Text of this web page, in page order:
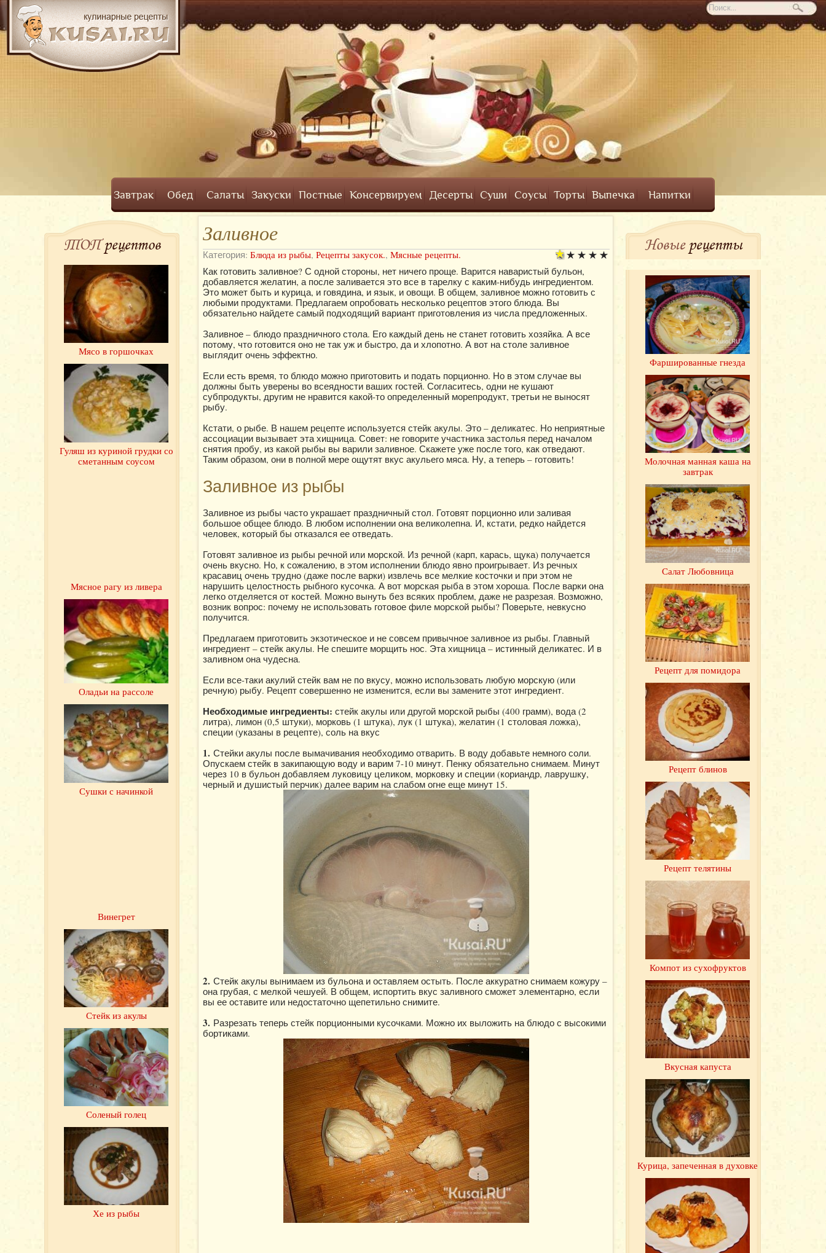
Завтрак Обед Салаты Закуски Постные Консервируем Десерты Суши Соусы Торты Выпечка Напитки
Заливное
Категория: Блюда из рыбы, Рецепты закусок., Мясные рецепты.
Как готовить заливное? С одной стороны, нет ничего проще. Варится наваристый бульон,
добавляется желатин, а после заливается это все в тарелку с каким-нибудь ингредиентом.
Это может быть и курица, и говядина, и язык, и овощи. В общем, заливное можно готовить с
любыми продуктами. Предлагаем опробовать несколько рецептов этого блюда. Вы
обязательно найдете самый подходящий вариант приготовления из числа предложенных.
Заливное – блюдо праздничного стола. Его каждый день не станет готовить хозяйка. А все
потому, что готовится оно не так уж и быстро, да и хлопотно. А вот на столе заливное
выглядит очень эффектно.
Если есть время, то блюдо можно приготовить и подать порционно. Но в этом случае вы
должны быть уверены во всеядности ваших гостей. Согласитесь, одни не кушают
субпродукты, другим не нравится какой-то определенный морепродукт, третьи не выносят
рыбу.
Кстати, о рыбе. В нашем рецепте используется стейк акулы. Это – деликатес. Но неприятные
ассоциации вызывает эта хищница. Совет: не говорите участника застолья перед началом
снятия пробу, из какой рыбы вы варили заливное. Скажете уже после того, как отведают.
Таким образом, они в полной мере ощутят вкус акульего мяса. Ну, а теперь – готовить!
Заливное из рыбы
Заливное из рыбы часто украшает праздничный стол. Готовят порционно или заливая
большое общее блюдо. В любом исполнении она великолепна. И, кстати, редко найдется
человек, который бы отказался ее отведать.
Готовят заливное из рыбы речной или морской. Из речной (карп, карась, щука) получается
очень вкусно. Но, к сожалению, в этом исполнении блюдо явно проигрывает. Из речных
красавиц очень трудно (даже после варки) извлечь все мелкие косточки и при этом не
нарушить целостность рыбного кусочка. А вот морская рыба в этом хороша. После варки она
легко отделяется от костей. Можно вынуть без всяких проблем, даже не разрезая. Возможно,
возник вопрос: почему не использовать готовое филе морской рыбы? Поверьте, невкусно
получится.
Предлагаем приготовить экзотическое и не совсем привычное заливное из рыбы. Главный
ингредиент – стейк акулы. Не спешите морщить нос. Эта хищница – истинный деликатес. И в
заливном она чудесна.
Если все-таки акулий стейк вам не по вкусу, можно использовать любую морскую (или
речную) рыбу. Рецепт совершенно не изменится, если вы замените этот ингредиент.
Необходимые ингредиенты: стейк акулы или другой морской рыбы (400 грамм), вода (2
литра), лимон (0,5 штуки), морковь (1 штука), лук (1 штука), желатин (1 столовая ложка),
специи (указаны в рецепте), соль на вкус
1. Стейки акулы после вымачивания необходимо отварить. В воду добавьте немного соли.
Опускаем стейк в закипающую воду и варим 7-10 минут. Пенку обязательно снимаем. Минут
через 10 в бульон добавляем луковицу целиком, морковку и специи (кориандр, лаврушку,
черный и душистый перчик) далее варим на слабом огне еще минут 15.
2. Стейк акулы вынимаем из бульона и оставляем остыть. После аккуратно снимаем кожуру –
она грубая, с мелкой чешуей. В общем, испортить вкус заливного сможет элементарно, если
вы ее оставите или недостаточно щепетильно снимите.
3. Разрезать теперь стейк порционными кусочками. Можно их выложить на блюдо с высокими
бортиками.
ТОПрецептов
Мясо в горшочках
Гуляш из куриной грудки со
сметанным соусом
Мясное рагу из ливера
Оладьи на рассоле
Сушки с начинкой
Винегрет
Стейк из акулы
Соленый голец
Хе из рыбы
Новыерецепты
Фаршированные гнезда
Молочная манная каша на
завтрак
Салат Любовница
Рецепт для помидора
Рецепт блинов
Рецепт телятины
Компот из сухофруктов
Вкусная капуста
Курица, запеченная в духовке